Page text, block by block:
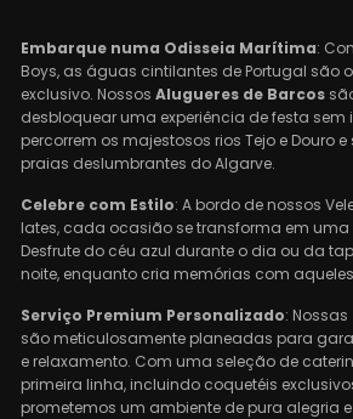
Embarque numa Odisseia Marítima:
Boys, as águas cintilantes de Portugal são
exclusivo. Nossos Alugueres de Barcos
desbloquear uma experiência de festa
percorrem os majestosos rios Tejo e Douro
praias deslumbrantes do Algarve.
Celebre com Estilo: A bordo de nossos
Iates, cada ocasião se transforma em
Desfrute do céu azul durante o dia ou da
noite, enquanto cria memórias com
Serviço Premium Personalizado: Nossas
são meticulosamente planeadas para
e relaxamento. Com uma seleção de
primeira linha, incluindo coquetéis
prometemos um ambiente de pura alegria